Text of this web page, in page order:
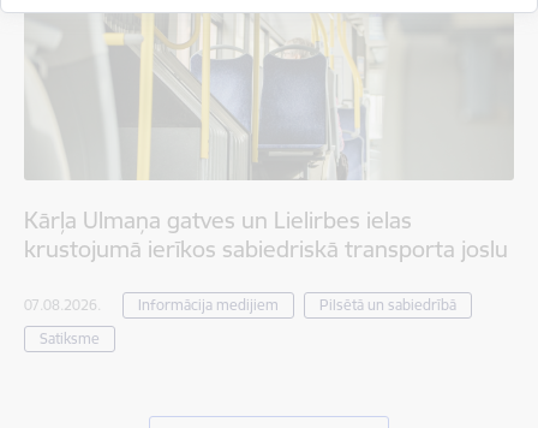
Kārļa Ulmaņa gatves un Lielirbes ielas
krustojumā ierīkos sabiedriskā transporta joslu
07.08.2026. Informācija medijiem
Pilsētā un sabiedrībā
Satiksme